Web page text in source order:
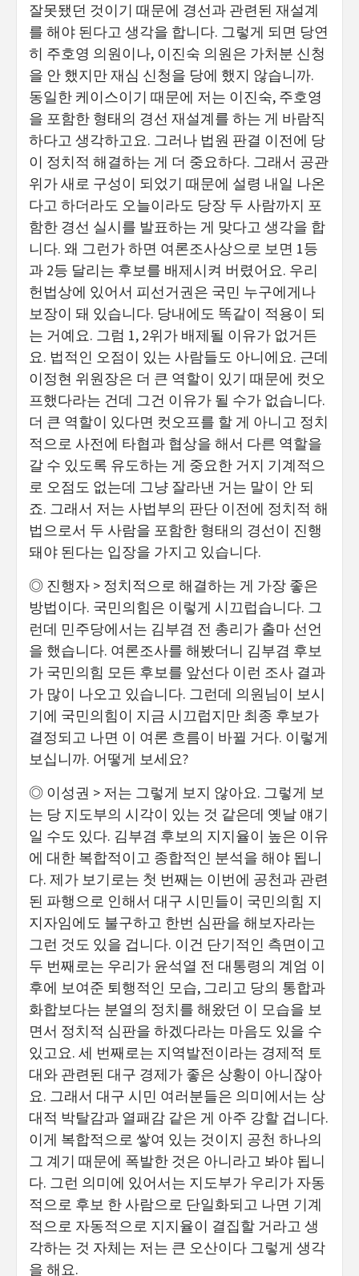
잘못됐던 것이기 때문에 경선과 관련된 재설계
를 해야 된다고 생각을 합니다. 그렇게 되면 당연
히 주호영 의원이나, 이진숙 의원은 가처분 신청
을 안 했지만 재심 신청을 당에 했지 않습니까.
동일한 케이스이기 때문에 저는 이진숙, 주호영
을 포함한 형태의 경선 재설계를 하는 게 바람직
하다고 생각하고요. 그러나 법원 판결 이전에 당
이 정치적 해결하는 게 더 중요하다. 그래서 공관
위가 새로 구성이 되었기 때문에 설령 내일 나온
다고 하더라도 오늘이라도 당장 두 사람까지 포
함한 경선 실시를 발표하는 게 맞다고 생각을 합
니다. 왜 그런가 하면 여론조사상으로 보면 1등
과 2등 달리는 후보를 배제시켜 버렸어요. 우리
헌법상에 있어서 피선거권은 국민 누구에게나
보장이 돼 있습니다. 당내에도 똑같이 적용이 되
는 거예요. 그럼 1, 2위가 배제될 이유가 없거든
요. 법적인 오점이 있는 사람들도 아니에요. 근데
이정현 위원장은 더 큰 역할이 있기 때문에 컷오
프했다라는 건데 그건 이유가 될 수가 없습니다.
더 큰 역할이 있다면 컷오프를 할 게 아니고 정치
적으로 사전에 타협과 협상을 해서 다른 역할을
갈 수 있도록 유도하는 게 중요한 거지 기계적으
로 오점도 없는데 그냥 잘라낸 거는 말이 안 되
죠. 그래서 저는 사법부의 판단 이전에 정치적 해
법으로서 두 사람을 포함한 형태의 경선이 진행
돼야 된다는 입장을 가지고 있습니다.
◎ 진행자 > 정치적으로 해결하는 게 가장 좋은
방법이다. 국민의힘은 이렇게 시끄럽습니다. 그
런데 민주당에서는 김부겸 전 총리가 출마 선언
을 했습니다. 여론조사를 해봤더니 김부겸 후보
가 국민의힘 모든 후보를 앞선다 이런 조사 결과
가 많이 나오고 있습니다. 그런데 의원님이 보시
기에 국민의힘이 지금 시끄럽지만 최종 후보가
결정되고 나면 이 여론 흐름이 바뀔 거다. 이렇게
보십니까. 어떻게 보세요?
◎ 이성권 > 저는 그렇게 보지 않아요. 그렇게 보
는 당 지도부의 시각이 있는 것 같은데 옛날 얘기
일 수도 있다. 김부겸 후보의 지지율이 높은 이유
에 대한 복합적이고 종합적인 분석을 해야 됩니
다. 제가 보기로는 첫 번째는 이번에 공천과 관련
된 파행으로 인해서 대구 시민들이 국민의힘 지
지자임에도 불구하고 한번 심판을 해보자라는
그런 것도 있을 겁니다. 이건 단기적인 측면이고
두 번째로는 우리가 윤석열 전 대통령의 계엄 이
후에 보여준 퇴행적인 모습, 그리고 당의 통합과
화합보다는 분열의 정치를 해왔던 이 모습을 보
면서 정치적 심판을 하겠다라는 마음도 있을 수
있고요. 세 번째로는 지역발전이라는 경제적 토
대와 관련된 대구 경제가 좋은 상황이 아니잖아
요. 그래서 대구 시민 여러분들은 의미에서는 상
대적 박탈감과 열패감 같은 게 아주 강할 겁니다.
이게 복합적으로 쌓여 있는 것이지 공천 하나의
그 계기 때문에 폭발한 것은 아니라고 봐야 됩니
다. 그런 의미에 있어서는 지도부가 우리가 자동
적으로 후보 한 사람으로 단일화되고 나면 기계
적으로 자동적으로 지지율이 결집할 거라고 생
각하는 것 자체는 저는 큰 오산이다 그렇게 생각
을 해요.